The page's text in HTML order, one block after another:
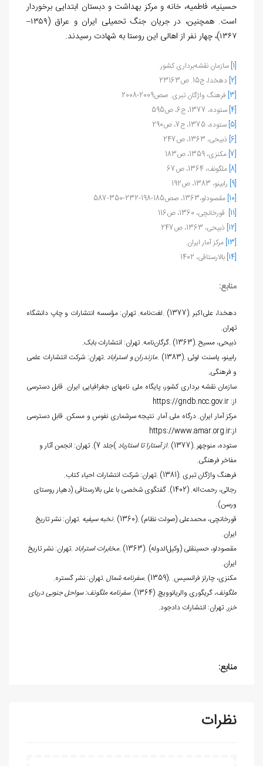
حسینیه، فاطمیه، خانه و مرکز بهداشت و دبستان ابتدایی برخوردار
است. همچنین، در جریان جنگ تحمیلی ایران و عراق (۱۳۵۹–
۱۳۶۷)، چهار نفر از اهالی این روستا به شهادت رسیدند.
[1] سازمان نقشه‌برداری کشور
[2] دهخدا، ج15. ص23163
[3] فرهنگ واژگان تبری. صص2009-2008
[4] ستوده، 1377، ج6، ص595
[5] ستوده، 1375، ج7، ص290
[6] ذبیحی، 1363، ص247
[7] مکنزی، 1359، ص183
[8] ملگونف، 1364، ص67
[9] رابینو، 1383، ص192
[10] مقصودلو،1363، صص185-198-232-350-587
[11] قورخانچی، 1360، ص116
[12] ذبیحی، 1363، ص247
[13] مرکز آمار ایران.
[14] بالارستاقی، 1402
منابع:
دهخدا، علی‌اکبر. (1377).لغت‌نامه.تهران: مؤسسه انتشارات و چاپ دانشگاه
تهران.
ذبیحی، مسیح . (1363).گرگان‌نامه.تهران: انتشارات بابک.
رابینو، یاسنت لوئی . (1383).مازندران و استراباد .تهران: شرکت انتشارات علمی
و فرهنگی.
سازمان نقشه برداری کشور، پایگاه ملی نام‏های جغرافیایی ایران. قابل دسترسی
از:https://gndb.ncc.gov.ir
مرکز آمار ایران. درگاه ملی آمار. نتیجه سرشماری نفوس و مسکن. قابل دسترسی
از:https://www.amar.org.ir
ستوده، منوچهر . (1377).از آستارا تا استارباد (
جلد 7). تهران: انجمن آثار و
مفاخر فرهنگی.
فرهنگ واژگان تبری . (1381).تهران: شرکت انتشارات احیاء کتاب.
رجائی، رحمت‌اله. (1402). گفتگوی شخصی با علی بالارستاقی (دهیار روستای
ورسن).
قورخانچی، محمدعلی (صولت نظام) . (1360).نخبه سیفیه .تهران: نشر تاریخ
ایران.
مقصودلو، حسینقلی (وکیل‌الدوله) . (1363).مخابرات استراباد .تهران: نشر تاریخ
ایران.
مکنزی، چارلز فرانسیس. . (1359).سفرنامه شمال .تهران: نشر گستره.
ملگونف، گ‍ری‍گوری‌ وال‍ریان‍ووی‍چ‌. (1364).
سفرنامه ملگونف: سواحل جنوبی دریای
خزر.تهران: انتشارات دادجود.
منابع:
نظرات